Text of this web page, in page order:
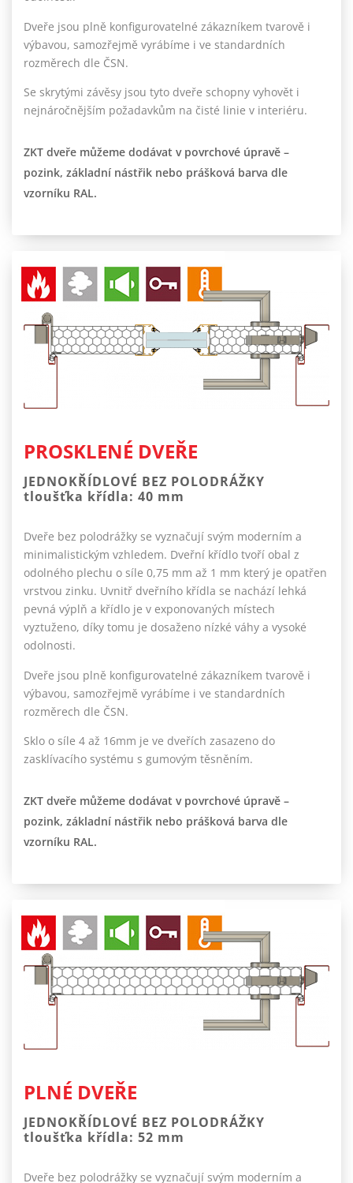
Dveře jsou plně konfigurovatelné zákazníkem tvarově i
výbavou, samozřejmě vyrábíme i ve standardních
rozměrech dle ČSN.
Se skrytými závěsy jsou tyto dveře schopny vyhovět i
nejnáročnějším požadavkům na čisté linie v interiéru.
ZKT dveře můžeme dodávat v povrchové úpravě –
pozink, základní nástřik nebo prášková barva dle
vzorníku RAL.
PROSKLENÉ DVEŘE
JEDNOKŘÍDLOVÉ BEZ POLODRÁŽKY
tloušťka křídla: 40 mm
Dveře bez polodrážky se vyznačují svým moderním a
minimalistickým vzhledem. Dveřní křídlo tvoří obal z
odolného plechu o síle 0,75 mm až 1 mm který je opatřen
vrstvou zinku. Uvnitř dveřního křídla se nachází lehká
pevná výplň a křídlo je v exponovaných místech
vyztuženo, díky tomu je dosaženo nízké váhy a vysoké
odolnosti.
Dveře jsou plně konfigurovatelné zákazníkem tvarově i
výbavou, samozřejmě vyrábíme i ve standardních
rozměrech dle ČSN.
Sklo o síle 4 až 16mm je ve dveřích zasazeno do
zasklívacího systému s gumovým těsněním.
ZKT dveře můžeme dodávat v povrchové úpravě –
pozink, základní nástřik nebo prášková barva dle
vzorníku RAL.
PLNÉ DVEŘE
JEDNOKŘÍDLOVÉ BEZ POLODRÁŽKY
tloušťka křídla: 52 mm
Dveře bez polodrážky se vyznačují svým moderním a